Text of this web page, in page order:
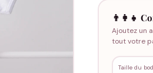
👨‍👩‍👧
Ajoutez un
tout votre
Taille du